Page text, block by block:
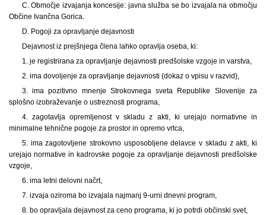
C. Območje izvajanja koncesije: javna služba se bo izvajala na območju
Občine Ivančna Gorica.
D. Pogoji za opravljanje dejavnosti
Dejavnost iz prejšnjega člena lahko opravlja oseba, ki:
1. je registrirana za opravljanje dejavnosti predšolske vzgoje in varstva,
2. ima dovoljenje za opravljanje dejavnosti (dokaz o vpisu v razvid),
3. ima pozitivno mnenje Strokovnega sveta Republike Slovenije za
splošno izobraževanje o ustreznosti programa,
4. zagotavlja opremljenost v skladu z akti, ki urejajo normativne in
minimalne tehnične pogoje za prostor in opremo vrtca,
5. ima zagotovljene strokovno usposobljene delavce v skladu z akti, ki
urejajo normative in kadrovske pogoje za opravljanje dejavnosti predšolske
vzgoje,
6. ima letni delovni načrt,
7. izvaja oziroma bo izvajala najmanj 9-urni dnevni program,
8. bo opravljala dejavnost za ceno programa, ki jo potrdi občinski svet,